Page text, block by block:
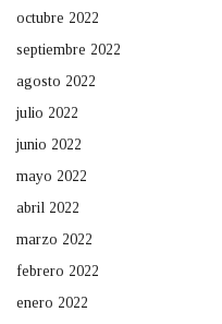
octubre 2022
septiembre 2022
agosto 2022
julio 2022
junio 2022
mayo 2022
abril 2022
marzo 2022
febrero 2022
enero 2022